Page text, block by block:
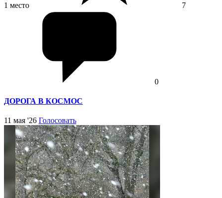
1 место 7
0
ДОРОГА В КОСМОС
11 мая '26 Голосовать